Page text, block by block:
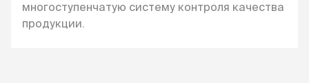
многоступенчатую систему контроля качества
продукции.